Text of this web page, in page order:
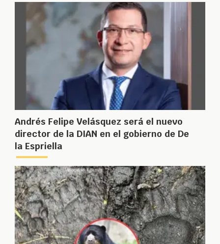
Andrés Felipe Velásquez será el nuevo
director de la DIAN en el gobierno de De
la Espriella